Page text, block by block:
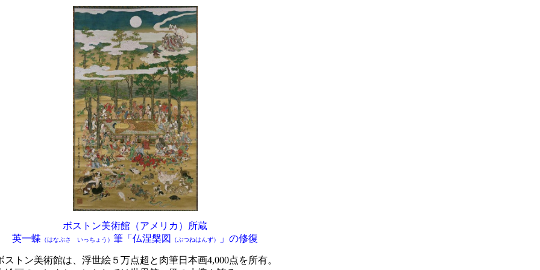
ボストン美術館（アメリカ）所蔵
英一蝶 （はなぶさ いっちょう） 筆「仏涅槃図 （ぶつねはんず） 」の修復
トン美術館は、浮世絵５万点超と肉筆日本画4,000点を所有。